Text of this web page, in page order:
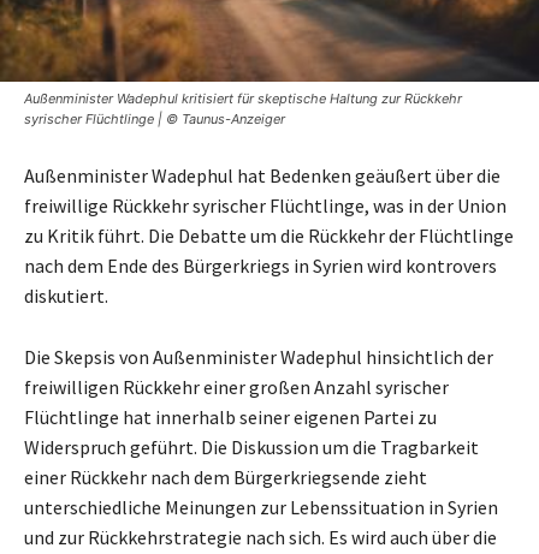
Außenminister Wadephul kritisiert für skeptische Haltung zur Rückkehr
syrischer Flüchtlinge | © Taunus-Anzeiger
Außenminister Wadephul hat Bedenken geäußert über die
freiwillige Rückkehr syrischer Flüchtlinge, was in der Union
zu Kritik führt. Die Debatte um die Rückkehr der Flüchtlinge
nach dem Ende des Bürgerkriegs in Syrien wird kontrovers
diskutiert.
Die Skepsis von Außenminister Wadephul hinsichtlich der
freiwilligen Rückkehr einer großen Anzahl syrischer
Flüchtlinge hat innerhalb seiner eigenen Partei zu
Widerspruch geführt. Die Diskussion um die Tragbarkeit
einer Rückkehr nach dem Bürgerkriegsende zieht
unterschiedliche Meinungen zur Lebenssituation in Syrien
und zur Rückkehrstrategie nach sich. Es wird auch über die